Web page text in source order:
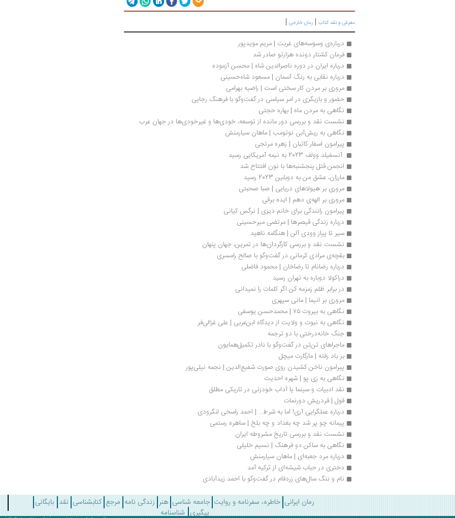
معرفی و نقد کتاب | رمان خارجی |
درباره‌ی وسوسه‌های غربت | مریم مویدپور
فرمان کشتار دونده هزارتو صادر شد
درباره ایران در دوره ناصرالدین شاه | محسن آزموده
درباره نقابی به رنگ آسمان | مسعود شاه‏‌حسینی
مروری بر مردن کار سختی است | راضیه بهرامی
حضور و بازیگری در امر سیاسی در گفت‌وگو با فرهنگ رجایی
نگاهی به مردن ماه | بهاره حجتی
نشست نقد و بررسی دور مانده از توسعه، خودی‌ها و غیرخودی‌ها در جهان عرب
نگاهی به ریش‌آبی نوتومب | ماهان سیارمنش
پیرامون اسفار کاتبان | زهره مرتجی
آنسفیلد وولف 2023 به نیمه آمریکایی رسید
انجمن قتل پنجشنبه‌ها با نون افتتاح شد
مارزان، عشق من به دوبلین 2023 رسید
مروری بر هیولاهای دریایی | صبا صحبتی
مروری بر الهه‌ی دهم | ایده برقی
پیرامون رانندگی برای خانم دیزی | نرگس کیانی
درباره زندگی قیصرها | مرتضی میرحسینی
سیر تا پیاز وودی آلن | هنگامه ناهید
نشست نقد و بررسی کارگردان‌ها در تمرین، جهان پنهان
بقچه‌ی مرادی کرمانی در گفت‌وگو با صالح رامسری
درباره رضانام تا رضاخان | محمود فاضلی
دراکولا دوباره به تهران رسید
در برابر ظلم زمزمه کن اگر کلمات را نمیدانی
مروری بر انیما | مانی سپهری
نگاهی به بیروت ۷۵ | محمدحسن یوسفی
نگاهی به نبوت و ولایت از دیدگاه ابن‌عربی | علی غزالی‌فر
جنگ خانه‌درختی با دو ترجمه
ماجراهای تن‌تن در گفت‌وگو با نادر تکمیل‌همایون
بر باد رفته | مارگارت میچل
پیرامون ناخن کشیدن روی صورت شفیع‌الدین | نجمه نیلی‌پور
نگاهی به زی پو | شهره احدیت
نقد ادبیات و سینما یا آداب خودزنی در تاریکی مطلق
قول | فردریش دورنمات
درباره عملگرایی آری! اما به شرط... | احمد راسخی لنگرودی
پیمانه چو پر شد چه بغداد و چه بلخ | ساهره رستمی
نشست نقد و بررسی تاریخ مشروطه ایران
نگاهی به ساکن دو فرهنگ | نسیم خلیلی
درباره مرد جعبه‌ای | ماهان سیارمنش
دختری در حباب شیشه‌ای از ترکیه آمد
نام و ننگ سال‏‌های زردفام در گفت‌وگو با احمد زیدآبادی
رمان ایرانی خاطره، سفرنامه و روایت جامعه شناسی هنر زندگی نامه مرجع کتابشناسی نقد بایگانی
پیگیری شناسنامه